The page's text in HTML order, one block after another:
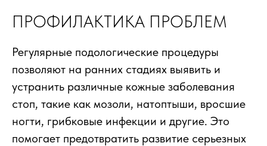
ПРОФИЛАКТИКА ПРОБЛЕМ
Регулярные подологические процедуры
позволяют на ранних стадиях выявить и
устранить различные кожные заболевания
стоп, такие как мозоли, натоптыши, вросшие
ногти, грибковые инфекции и другие. Это
помогает предотвратить развитие серьезных